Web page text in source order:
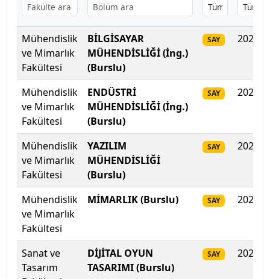
Başkent Üniversitesi
Başkent Üniversitesi
Başkent Üniversitesi
Batman Üniversitesi
Bayburt Üniversitesi
Beykoz Üniversitesi
Bezm-İ Alem Vakıf Üniversitesi
Bilecik Şeyh Edebali Üniversitesi
Bingöl Üniversitesi
Mühendislik
ve Mimarlık
Fakültesi
BİLGİSAYAR
MÜHENDİSLİĞİ (İng.)
(Burslu)
SAY 2025
Mühendislik
ve Mimarlık
Fakültesi
ENDÜSTRİ
MÜHENDİSLİĞİ (İng.)
(Burslu)
SAY 2025
Mühendislik
ve Mimarlık
Fakültesi
YAZILIM
MÜHENDİSLİĞİ
(Burslu)
SAY 2025
Mühendislik
ve Mimarlık
Fakültesi
MİMARLIK (Burslu) SAY 2025
Sanat ve
Tasarım
DİJİTAL OYUN
TASARIMI (Burslu)
SAY 2025